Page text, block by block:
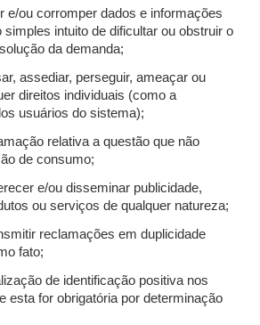
e/ou corromper dados e informações
simples intuito de dificultar ou obstruir o
da demanda;
assediar, perseguir, ameaçar ou
direitos individuais (como a
usuários do sistema);
relativa a questão que não
de consumo;
e/ou disseminar publicidade,
ou serviços de qualquer natureza;
reclamações em duplicidade
fato;
de identificação positiva nos
esta for obrigatória por determinação